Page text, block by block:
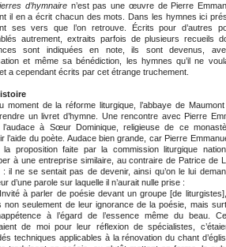
d’hymnairen’est pas une œuvre de Pierre
il en a écrit chacun des mots. Dans les hymnes ici
ses vers que l’on retrouve. Écrits pour d’autres
autrement, extraits parfois de plusieurs recueils
sont indiquées en note, ils sont devenus,
et même sa bénédiction, les hymnes qu’il ne
a cependant écrits par cet étrange truchement.
de la réforme liturgique, l’abbaye de Maumont
un livret d’hymne. Une rencontre avec Pierre
l’audace à Sœur Dominique, religieuse de ce
l’aide du poète. Audace bien grande, car Pierre
la proposition faite par la commission liturgique
à une entreprise similaire, au contraire de Patrice de
: il ne se sentait pas de devenir, ainsi qu’on le lui
d’une parole sur laquelle il n’aurait nulle prise :
à parler de poésie devant un groupe [de
non seulement de leur ignorance de la poésie, mais
à l’égard de l’essence même du beau.
de moi pour leur réflexion de spécialistes,
techniques applicables à la rénovation du chant